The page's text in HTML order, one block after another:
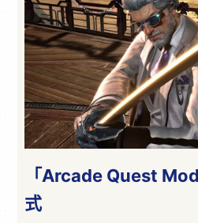
「Arcade Quest
式